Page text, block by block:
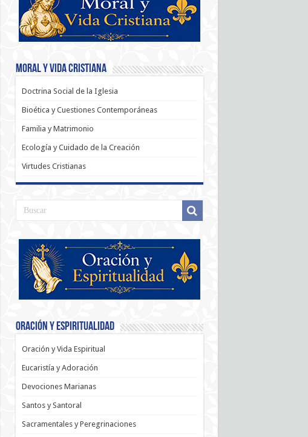
Moral y Vida Cristiana
Doctrina Social de la Iglesia
Bioética y Cuestiones Contemporáneas
Familia y Matrimonio
Ecología y Cuidado de la Creación
Virtudes Cristianas
Oración y Espiritualidad
Oración y Vida Espiritual
Eucaristía y Adoración
Devociones Marianas
Santos y Santoral
Sacramentales y Peregrinaciones